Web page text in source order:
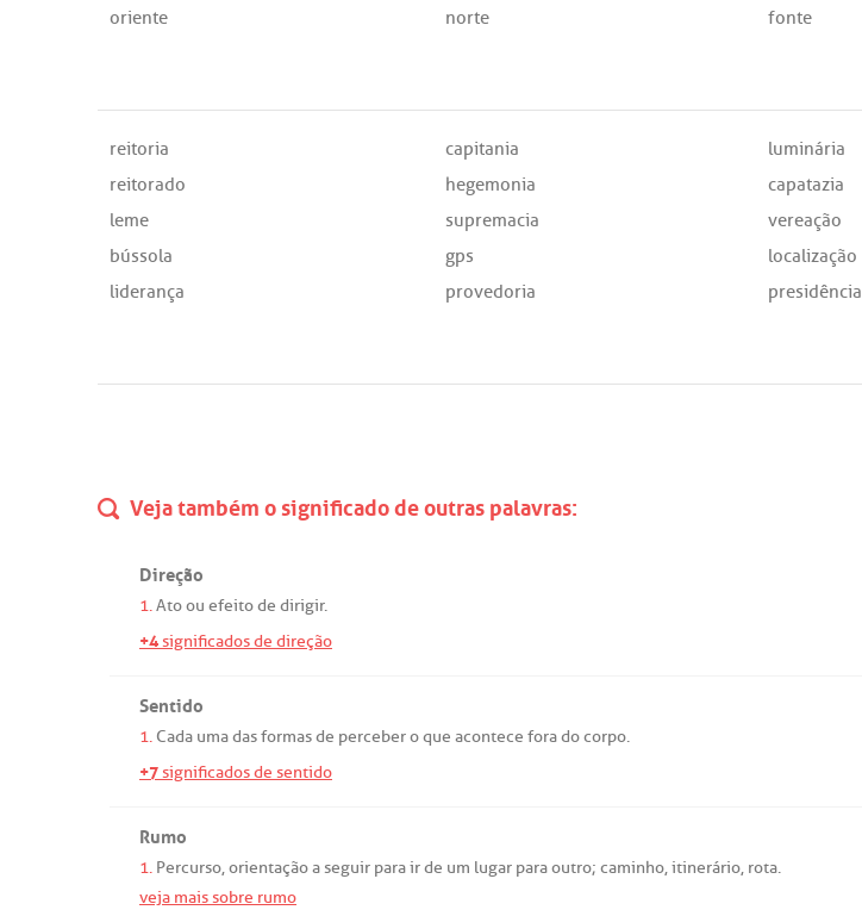
oriente
norte
fonte
reitoria
reitorado
leme
bússola
liderança
capitania
hegemonia
supremacia
gps
provedoria
luminária
capatazia
vereação
localização
presidência
Veja também o significado de outras palavras:
Direção
1.Atoou efeitode dirigir.
+4significados de direção
Sentido
1. Cada umadasformasde perceberoque acontece foradocorpo.
+7significados de sentido
Rumo
1. Percurso,orientaçãoaseguir parairde um lugar paraoutro; caminho,itinerário, rota.
veja mais sobre rumo